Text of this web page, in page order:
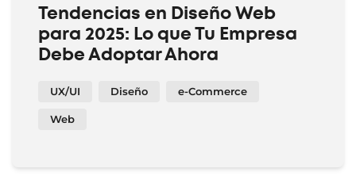
Tendencias en Diseño Web
para 2025: Lo que Tu Empresa
Debe Adoptar Ahora
UX/UI Diseño e-Commerce
Web